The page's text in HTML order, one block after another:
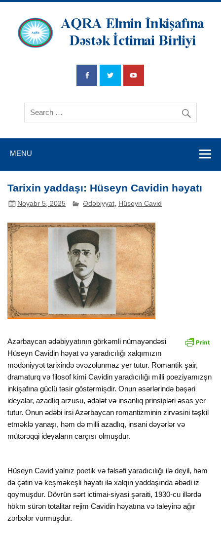
İnkişafına
Dətsək İctimai
Birliyi
MENU
Tarixin yaddaşı: Hüseyn Cavidin həyatı
Noyabr 5, 2025 Ədəbiyyat Hüseyn Cavid
Azərbaycan ədəbiyyatının görkəmli nümayəndəsi
Hüseyn Cavidin həyat və yaradıcılığı xalqımızın
mədəniyyət tarixində əvəzolunmaz yer tutur. Romantik şair,
dramaturq və filosof kimi Cavidin yaradıcılığı milli poeziyamızşn
inkişafına güclü təsir göstərmişdir. Onun əsərlərində bəşəri
ideyalar, azadlıq arzusu, ədalət və insanlıq prinsipləri əsas yer
tutur. Onun ədəbi irsi Azərbaycan romantizminin zirvəsini təşkil
etməklə yanaşı, həm də milli azadlıq, insani dəyərlər və
mütərəqqi ideyaların carçısı olmuşdur.
Hüseyn Cavid yalnız poetik və fəlsəfi yaradıcılığı ilə deyil, həm
də çətin və keşməkeşli həyatı ilə xalqın yaddaşında əbədi iz
qoymuşdur. Dövrün sərt ictimai-siyasi şəraiti, 1930-cu illərdə
hökm sürən totalitar rejim Cavidin həyatına və taleyinə ağır
zərbələr vurmuşdur.